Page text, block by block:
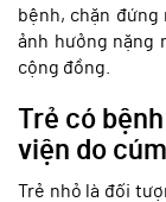
bệnh, chặn đứng
ảnh hưởng nặng
cộng đồng.
Trẻ có
viện do cúm
Trẻ nhỏ là đối